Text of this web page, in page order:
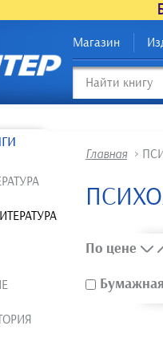
Магазин
Главная >
По цене